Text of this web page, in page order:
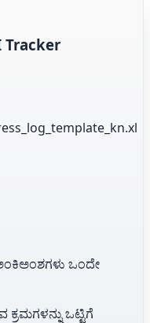
Tracker
ಒಂದೇ
ಒಟ್ಟಿಗೆ